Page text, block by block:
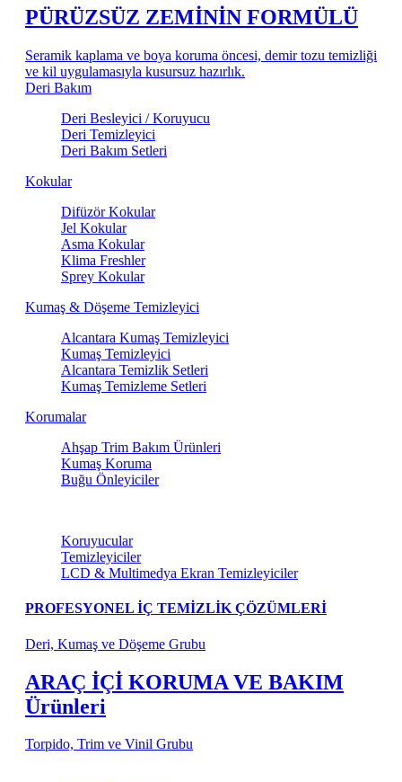
PÜRÜZSÜZ ZEMİNİN FORMÜLÜ
Seramik kaplama ve boya koruma öncesi, demir tozu temizliği
ve kil uygulamasıyla kusursuz hazırlık.
Deri Bakım
Deri Besleyici / Koruyucu
Deri Temizleyici
Deri Bakım Setleri
Kokular
Difüzör Kokular
Jel Kokular
Asma Kokular
Klima Freshler
Sprey Kokular
Kumaş & Döşeme Temizleyici
Alcantara Kumaş Temizleyici
Kumaş Temizleyici
Alcantara Temizlik Setleri
Kumaş Temizleme Setleri
Korumalar
Ahşap Trim Bakım Ürünleri
Kumaş Koruma
Buğu Önleyiciler
Koruyucular
Temizleyiciler
LCD & Multimedya Ekran Temizleyiciler
PROFESYONEL İÇ TEMİZLİK ÇÖZÜMLERİ
Deri, Kumaş ve Döşeme Grubu
ARAÇ İÇİ KORUMA VE BAKIM
Ürünleri
Torpido, Trim ve Vinil Grubu